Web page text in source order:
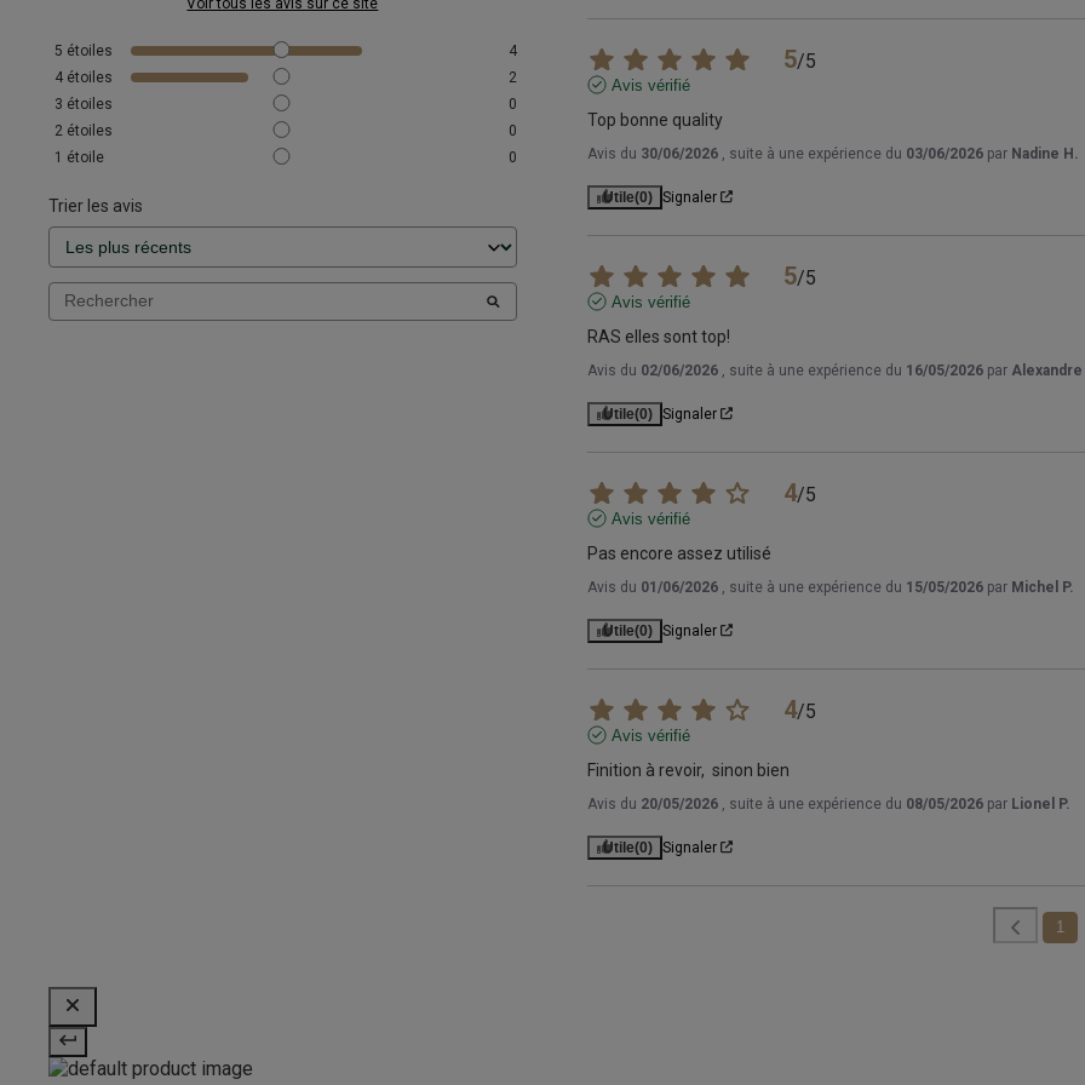
5 étoiles
4
4 étoiles
2
3 étoiles
0
2 étoiles
0
1 étoile 0
Trier les avis
5/5
Avis vérifié
Top bonne quality
Avis du 30/06/2026 , suite à une expérience du 03/06/2026 par Nadine H.
Utile(0) Signaler
5/5
Avis vérifié
RAS elles sont top!
Avis du 02/06/2026 , suite à une expérience du 16/05/2026 par Alexandre
Utile(0) Signaler
4/5
Avis vérifié
Pas encore assez utilisé
Avis du 01/06/2026 , suite à une expérience du 15/05/2026 par Michel P.
Utile(0) Signaler
4/5
Avis vérifié
Finition à revoir,  sinon bien
Avis du 20/05/2026 , suite à une expérience du 08/05/2026 par Lionel P.
Utile(0) Signaler
1